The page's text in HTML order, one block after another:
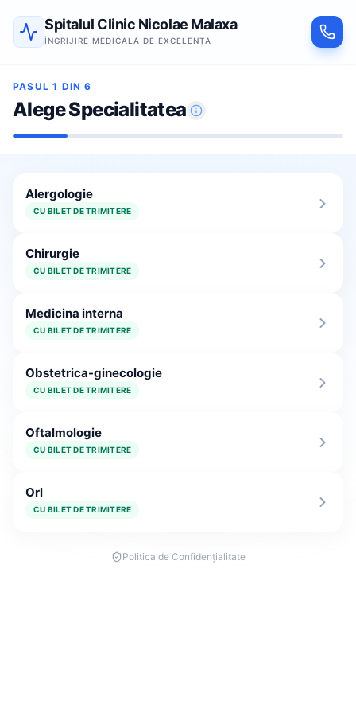
Spitalul Clinic Nicolae Malaxa
ÎNGRIJIRE MEDICALĂ DE EXCELENȚĂ
PASUL1 DIN 6
Alege Specialitatea
Alergologie
CU BILET DE TRIMITERE
Chirurgie
CU BILET DE TRIMITERE
Medicina interna
CU BILET DE TRIMITERE
Obstetrica-ginecologie
CU BILET DE TRIMITERE
Oftalmologie
CU BILET DE TRIMITERE
Orl
CU BILET DE TRIMITERE
Politica de Confidențialitate